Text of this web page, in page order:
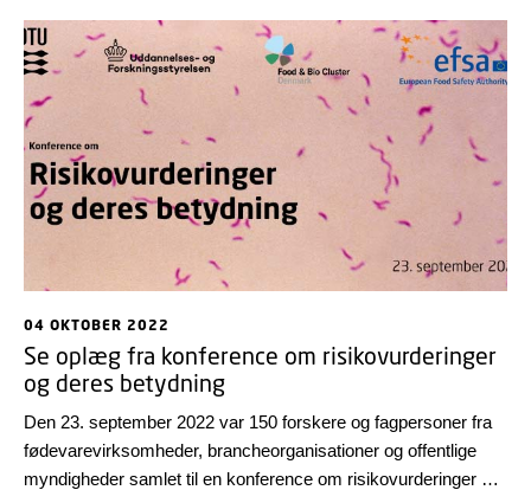
tænkes sammen.
04 OKTOBER 2022
Se oplæg fra konference om risikovurderinger
og deres betydning
Den 23. september 2022 var 150 forskere og fagpersoner fra
fødevarevirksomheder, brancheorganisationer og offentlige
myndigheder samlet til en konference om risikovurderinger og